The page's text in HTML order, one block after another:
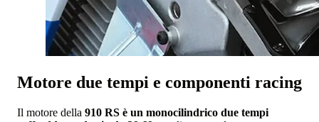
Motore due tempi e componenti racing
Il motore della 910 RS è un monocilindrico due tempi